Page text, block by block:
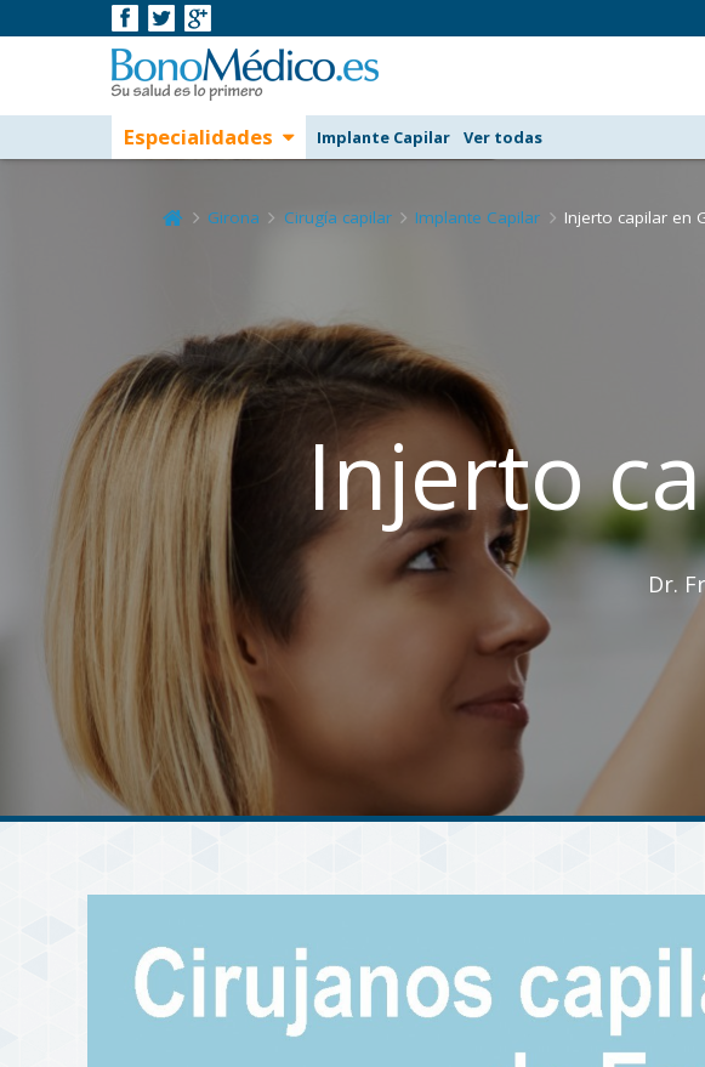
Girona Cirugía capilar Implante Capilar Injerto capilar en
Injerto
Dr.
Especialidades Implante Capilar Ver todas